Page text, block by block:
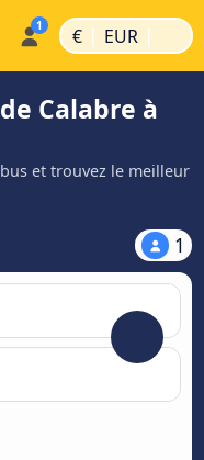
€ | EUR |
Calabre à
et trouvez le meilleur
1